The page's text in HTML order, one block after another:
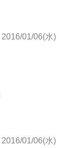
2016/01/06(水)
2016/01/06(水)